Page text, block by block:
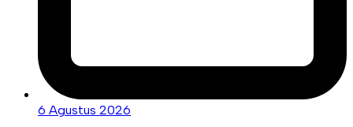
6 Agustus 2026